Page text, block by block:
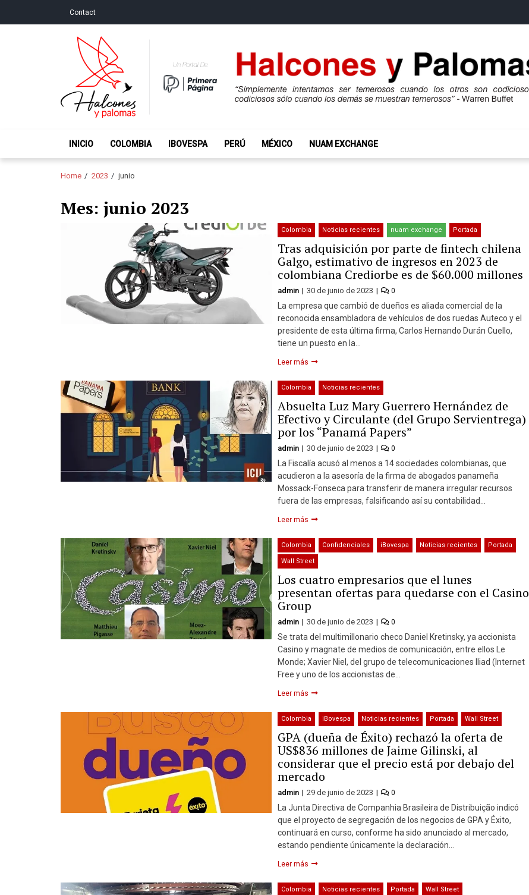
Contact
Halcones y Palomas
INICIO COLOMBIA IBOVESPA PERÚ MÉXICO NUAM EXCHANGE
Home 2023 junio
Mes: junio 2023
Colombia Noticias recientes nuam exchange Portada
Tras adquisición por parte de fintech chilena
Galgo, estimativo de ingresos en 2023 de
colombiana Crediorbe es de $60.000 millones
admin 30 de junio de 2023 0
La empresa que cambió de dueños es aliada comercial de la
reconocida ensambladora de vehículos de dos ruedas Auteco y el
presidente de esta última firma, Carlos Hernando Durán Cuello,
tiene un puesto en la…
Leer más
Colombia Noticias recientes
Absuelta Luz Mary Guerrero Hernández de
Efectivo y Circulante (del Grupo Servientrega)
por los “Panamá Papers”
admin 30 de junio de 2023 0
La Fiscalía acusó al menos a 14 sociedades colombianas, que
acudieron a la asesoría de la firma de abogados panameña
Mossack-Fonseca para transferir de manera irregular recursos
fuera de las empresas, falsificando así su contabilidad…
Leer más
Colombia Confidenciales iBovespa Noticias recientes Portada
Wall Street
Los cuatro empresarios que el lunes
presentan ofertas para quedarse con el Casino
Group
admin 30 de junio de 2023 0
Se trata del multimillonario checo Daniel Kretinsky, ya accionista
Casino y magnate de medios de comunicación, entre ellos Le
Monde; Xavier Niel, del grupo de telecomunicaciones Iliad (Internet
Free y uno de los accionistas de…
Leer más
Colombia iBovespa Noticias recientes Portada Wall Street
GPA (dueña de Éxito) rechazó la oferta de
US$836 millones de Jaime Gilinski, al
considerar que el precio está por debajo del
mercado
admin 29 de junio de 2023 0
La Junta Directiva de Companhia Brasileira de Distribuição indicó
que el proyecto de segregación de los negocios de GPA y Éxito,
continuará en curso, conforme ha sido anunciado al mercado,
estando pendiente únicamente la declaración…
Leer más
Colombia Noticias recientes Portada Wall Street